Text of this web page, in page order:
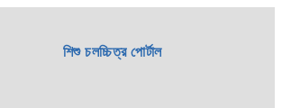
শিশু চলচ্চিত্র পোর্টাল